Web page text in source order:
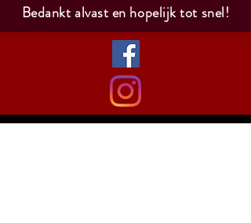
Bedankt alvast en hopelijk tot snel!